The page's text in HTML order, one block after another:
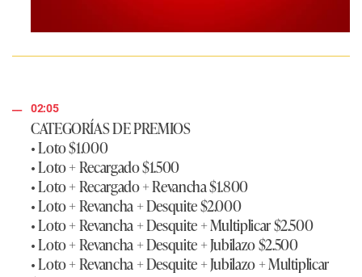
02:05
CATEGORÍAS DE PREMIOS
• Loto $1.000
• Loto + Recargado $1.500
• Loto + Recargado + Revancha $1.800
• Loto + Revancha + Desquite $2.000
• Loto + Revancha + Desquite + Multiplicar $2.500
• Loto + Revancha + Desquite + Jubilazo $2.500
• Loto + Revancha + Desquite + Jubilazo + Multiplicar